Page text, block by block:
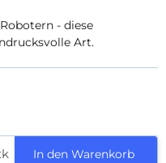
- diese
Art.
In den Warenkorb